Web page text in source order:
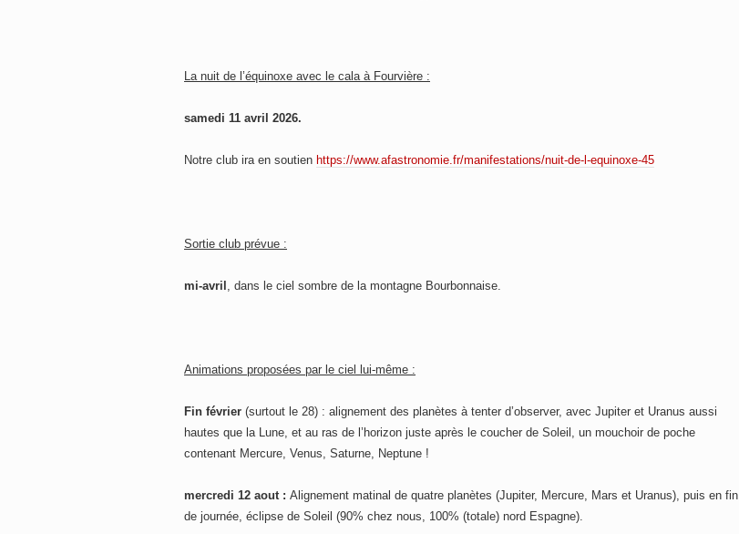
La nuit de l’équinoxe avec le cala à Fourvière :
samedi 11 avril 2026.
Notre club ira en soutien https://www.afastronomie.fr/manifestations/nuit-de-l-equinoxe-45
Sortie club prévue :
mi-avril , dans le ciel sombre de la montagne Bourbonnaise.
Animations proposées par le ciel lui-même :
Fin février (surtout le 28) : alignement des planètes à tenter d’observer, avec Jupiter et Uranus aussi
hautes que la Lune, et au ras de l’horizon juste après le coucher de Soleil, un mouchoir de poche
contenant Mercure, Venus, Saturne, Neptune !
mercredi 12 aout : Alignement matinal de quatre planètes (Jupiter, Mercure, Mars et Uranus), puis en fin
de journée, éclipse de Soleil (90% chez nous, 100% (totale) nord Espagne).